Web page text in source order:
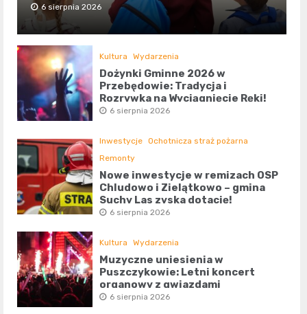
6 sierpnia 2026
Kultura Wydarzenia
Dożynki Gminne 2026 w
Przebędowie: Tradycja i
Rozrywka na Wyciągnięcie Ręki!
6 sierpnia 2026
Inwestycje Ochotnicza straż pożarna
Remonty
Nowe inwestycje w remizach OSP
Chludowo i Zielątkowo – gmina
Suchy Las zyska dotację!
6 sierpnia 2026
Kultura Wydarzenia
Muzyczne uniesienia w
Puszczykowie: Letni koncert
organowy z gwiazdami
6 sierpnia 2026